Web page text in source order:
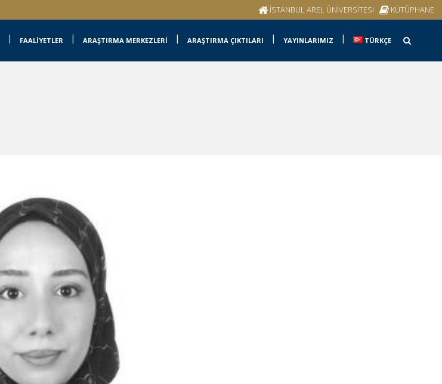
İSTANBUL AREL ÜNİVERSİTESİ KÜTÜPHANE
FAALİYETLER ARAŞTIRMA MERKEZLERİ ARAŞTIRMA ÇIKTILARI YAYINLARIMIZ TÜRKÇE